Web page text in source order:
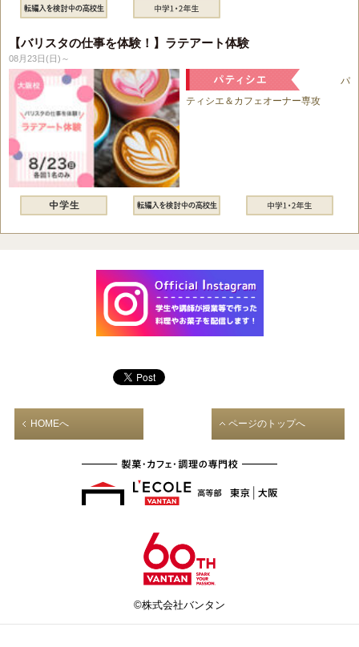
【バリスタの仕事を体験！】ラテアート体験
08月23日(日)～
パ
ティシエ＆カフェオーナー専攻
HOMEへ ページのトップへ
©株式会社バンタン